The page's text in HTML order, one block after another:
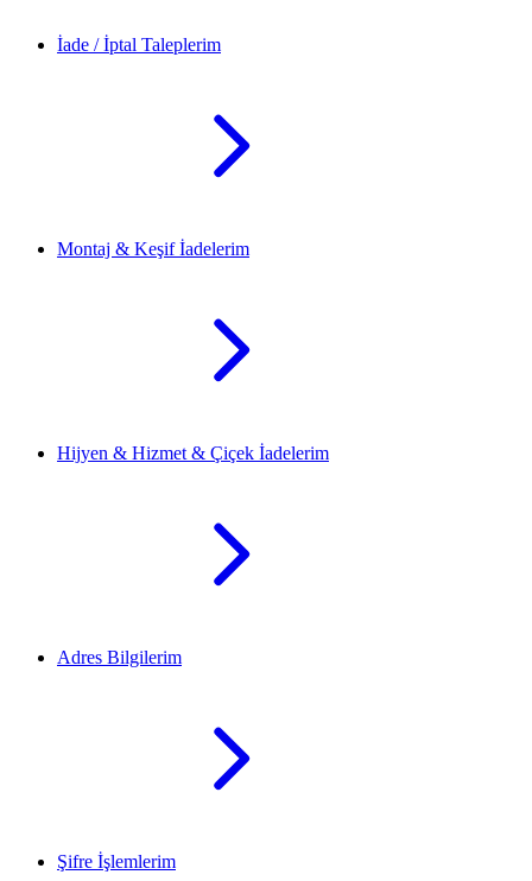
İade / İptal Taleplerim
Montaj & Keşif İadelerim
Hijyen & Hizmet & Çiçek İadelerim
Adres Bilgilerim
Şifre İşlemlerim